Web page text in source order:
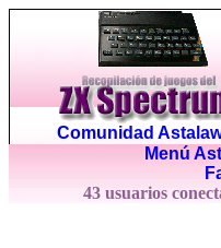
Comunidad
Menú
43 usuarios